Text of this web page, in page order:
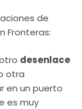
de
Fronteras:
desenlace
otra
en un puerto
es muy